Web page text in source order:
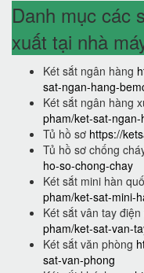
Danh mục các
xuất tại nhà
Két sắt ngân hàng
sat-ngan-hang-
Két sắt ngân hàng
pham/ket-sat-
Tủ hồ sơ https://
Tủ hồ sơ chống
ho-so-chong-chay
Két sắt mini hàn
pham/ket-sat-mini-
Két sắt vân tay
pham/ket-sat-van-
Két sắt văn phòng
sat-van-phong